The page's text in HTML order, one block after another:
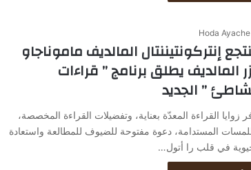
Hoda Ayache
إنتركونتيننتال المالديف ماموناجاو
المالديف يطلق برنامج ” قراءات
” الجديد
زوايا القراءة المعدّة بعناية، وتفضيلات القراءة المخصصة،
المستدامة، دعوة مفتوحة للضيوف للمطالعة واستعادة
في قلب را أتول…